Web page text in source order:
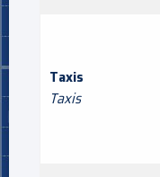
Taxis
Taxis